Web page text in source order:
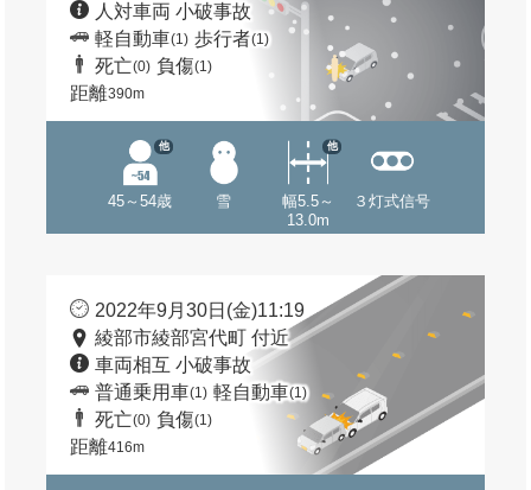
人対車両 小破事故
軽自動車(1) 歩行者(1)
死亡(0) 負傷(1)
距離390m
45～54歳
他
雪
幅5.5～
13.0m
他
３灯式信号
2022年9月30日(金)11:19
綾部市綾部宮代町 付近
車両相互 小破事故
普通乗用車(1) 軽自動車(1)
死亡(0) 負傷(1)
距離416m